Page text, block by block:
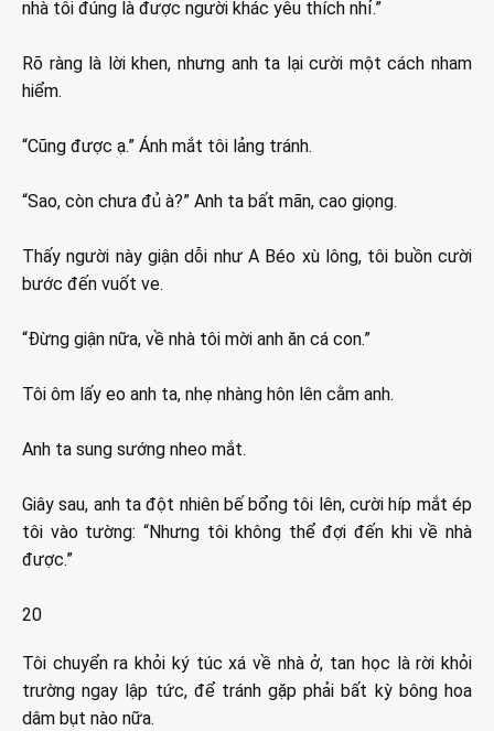
nhà tôi đúng là được người khác yêu thích nhỉ.”
Rõ ràng là lời khen, nhưng anh ta lại cười một cách nham
hiểm.
“Cũng được ạ.” Ánh mắt tôi lảng tránh.
“Sao, còn chưa đủ à?” Anh ta bất mãn, cao giọng.
Thấy người này giận dỗi như A Béo xù lông, tôi buồn cười
bước đến vuốt ve.
“Đừng giận nữa, về nhà tôi mời anh ăn cá con.”
Tôi ôm lấy eo anh ta, nhẹ nhàng hôn lên cằm anh.
Anh ta sung sướng nheo mắt.
Giây sau, anh ta đột nhiên bế bổng tôi lên, cười híp mắt ép
tôi vào tường: “Nhưng tôi không thể đợi đến khi về nhà
được.”
20
Tôi chuyển ra khỏi ký túc xá về nhà ở, tan học là rời khỏi
trường ngay lập tức, để tránh gặp phải bất kỳ bông hoa
dâm bụt nào nữa.